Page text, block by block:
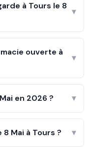
à Tours le 8
▾
ouverte à
▾
en 2026 ? ▾
Mai à Tours ? ▾